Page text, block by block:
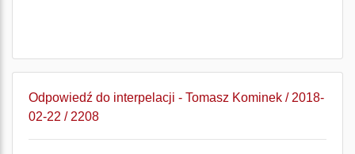
Odpowiedź do interpelacji - Tomasz Kominek / 2018-
02-22 / 2208